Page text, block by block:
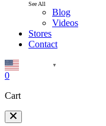
See All
Blog
Videos
Stores
Contact
▼
0
Cart